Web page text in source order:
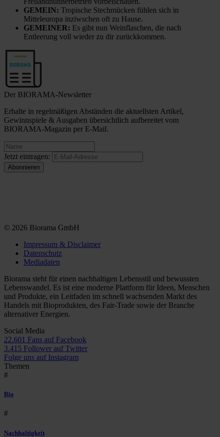
GEMEIN: Tropische Stechmücken fühlen sich in
Mitteleuropa inziwschen oft zu Hause.
GEMEINER: Es gibt nun Weinflaschen, die nach
Entleerung voll wieder zu dir zurückkommen.
Der BIORAMA-Newsletter
Erhalte in regelmäßigen Abständen die aktuellsten Artikel,
Gewinnspiele & Ausgaben übersichtlich aufbereitet vom
BIORAMA-Magazin per E-Mail.
Jetzt eintragen:
© 2026 Biorama GmbH
Impressum & Disclaimer
Datenschutz
Mediadaten
Biorama steht für einen nachhaltigen Lebensstil und bewussten
Lebenswandel. Es ist eine moderne Plattform für Ideen, Menschen
und Produkte, ein Leitfaden im schnell wachsenden Markt des
Handels mit Bioprodukten, des Fair-Trade sowie der Branche
alternativer Energien.
Social Media
22.601 Fans auf Facebook
3.415 Follower auf Twitter
Folge uns auf Instagram
Themen
#
Bio
#
Nachhaltigkeit